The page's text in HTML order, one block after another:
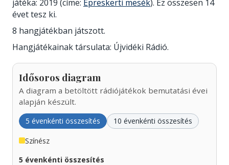
játéka: 2019 (címe: Epreskerti mesék). Ez összesen 14
évet tesz ki.
8 hangjátékban játszott.
Hangjátékainak társulata: Újvidéki Rádió.
Idősoros diagram
A diagram a betöltött rádiójátékok bemutatási évei
alapján készült.
5 évenkénti összesítés 10 évenkénti összesítés
Színész
5 évenkénti összesítés